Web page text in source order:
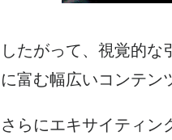
したがって、視覚的な
に富む幅広いコンテン
さらにエキサイティン